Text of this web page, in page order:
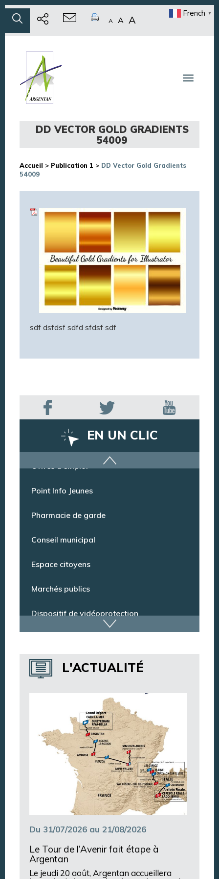
A A A
French ▼
Toggle
DD VECTOR GOLD GRADIENTS
54009
Accueil > Publication 1 > DD Vector Gold Gradients
54009
sdf dsfdsf sdfd sfdsf sdf
EN UN CLIC
Dispositif de vidéoprotection
Annuaire des services
Annuaire des associations
Argentan Aujourd’hui
L'ACTUALITÉ
Du 31/07/2026 au 21/08/2026
Le Tour de l’Avenir fait étape à
Argentan
Le jeudi 20 août, Argentan accueillera